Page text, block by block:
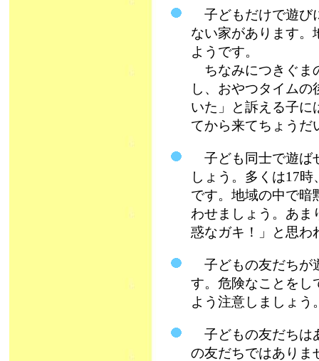
子どもだけで遊び
ない家があります。
ようです。
ちなみにつきぐま
し、おやつタイム
いた」と訴える子に
てから来てちょうだ
子ども同士で遊ば
しょう。多くは17
です。地域の中で暗
わせましょう。あま
惑なガキ！」と思わ
子どもの友だちが
す。危険なことをし
よう注意しましょう
子どもの友だちは
の友だちではありま